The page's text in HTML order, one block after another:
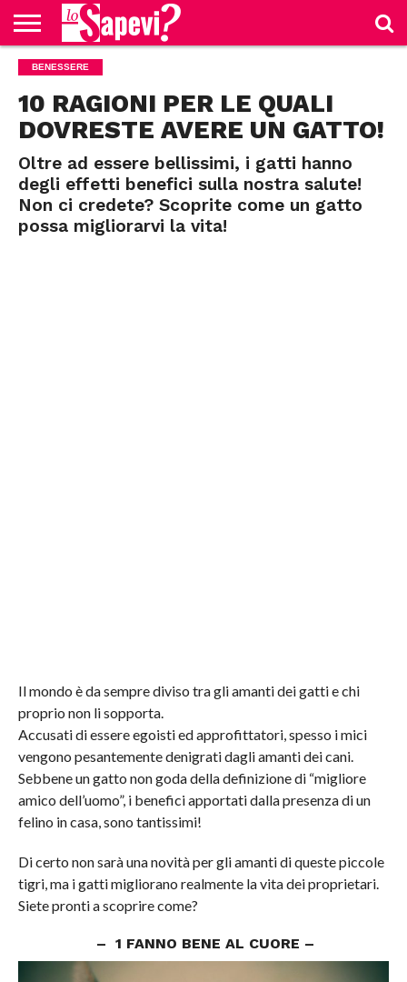
CURIOSITÀ
BENESSERE
GOSSIP
PRODOTTI
NEWS
CASA E
BENESSERE
10 RAGIONI PER LE QUALI
DOVRESTE AVERE UN GATTO!
Oltre ad essere bellissimi, i gatti hanno
degli effetti benefici sulla nostra salute!
Non ci credete? Scoprite come un gatto
possa migliorarvi la vita!
Il mondo è da sempre diviso tra gli amanti dei gatti e chi
proprio non li sopporta.
Accusati di essere egoisti ed approfittatori, spesso i mici
vengono pesantemente denigrati dagli amanti dei cani.
Sebbene un gatto non goda della definizione di “migliore
amico dell’uomo”, i benefici apportati dalla presenza di un
felino in casa, sono tantissimi!
Di certo non sarà una novità per gli amanti di queste piccole
tigri, ma i gatti migliorano realmente la vita dei proprietari.
Siete pronti a scoprire come?
– 1 FANNO BENE AL CUORE –